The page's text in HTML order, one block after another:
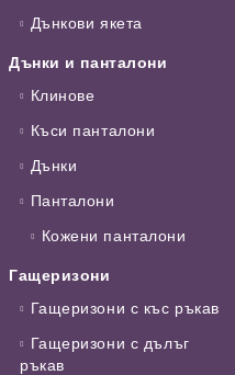
Дънкови якета
Дънки и панталони
Клинове
Къси панталони
Дънки
Панталони
Кожени панталони
Гащеризони
Гащеризони с къс ръкав
Гащеризони с дълъг
ръкав